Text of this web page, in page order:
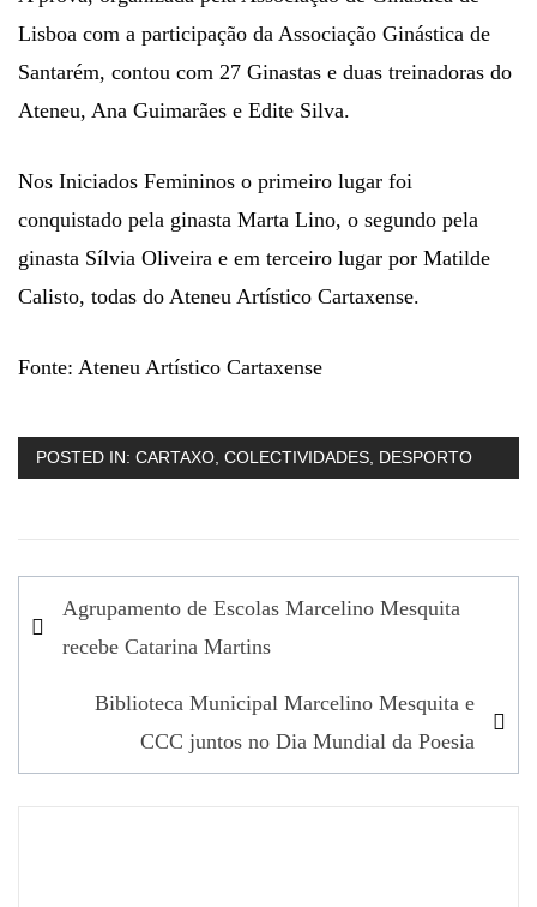
Lisboa com a participação da Associação Ginástica de
Santarém, contou com 27 Ginastas e duas treinadoras do
Ateneu, Ana Guimarães e Edite Silva.
Nos Iniciados Femininos o primeiro lugar foi
conquistado pela ginasta Marta Lino, o segundo pela
ginasta Sílvia Oliveira e em terceiro lugar por Matilde
Calisto, todas do Ateneu Artístico Cartaxense.
Fonte: Ateneu Artístico Cartaxense
POSTED IN: CARTAXO, COLECTIVIDADES, DESPORTO
Navegação
de
Agrupamento de Escolas Marcelino Mesquita
recebe Catarina Martins
Biblioteca Municipal Marcelino Mesquita e
CCC juntos no Dia Mundial da Poesia